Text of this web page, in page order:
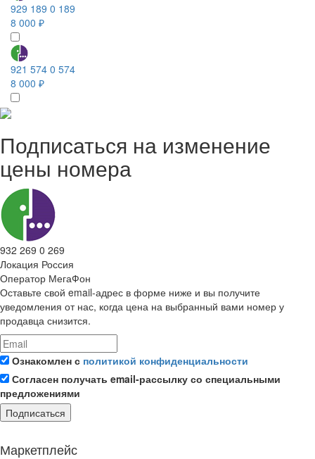
929 189 0 189
8 000 ₽
921 574 0 574
8 000 ₽
Подписаться на изменение
цены номера
932 269 0 269
Локация Россия
Оператор МегаФон
Оставьте свой email-адрес в форме ниже и вы получите
уведомления от нас, когда цена на выбранный вами номер у
продавца снизится.
Ознакомлен с политикой конфиденциальности
Согласен получать email-рассылку со специальными
предложениями
Подписаться
Маркетплейс